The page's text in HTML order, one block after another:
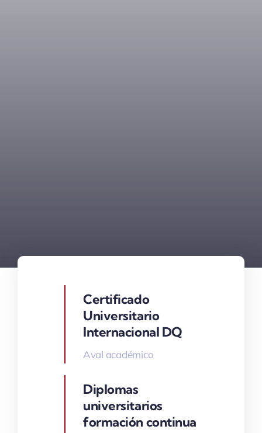
Certificado
Universitario
Internacional DQ
Aval académico
Diplomas
universitarios
formación continua